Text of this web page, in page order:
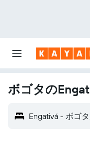
ボゴタの
Engativá - ボゴ